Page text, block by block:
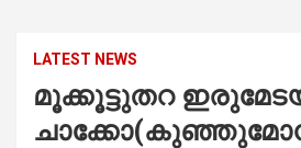
LATEST NEWS
മൂക്കൂട്ടുതറ